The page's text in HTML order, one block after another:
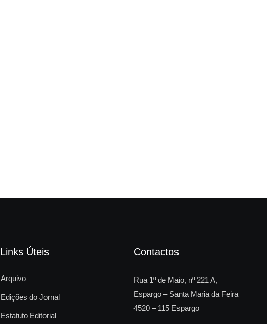
Links Úteis
Arquivo
Edições do Jornal
Estatuto Editorial
Contactos
Rua 1º de Maio, nº 221 A,
Espargo – Santa Maria da Feira
4520 – 115 Espargo